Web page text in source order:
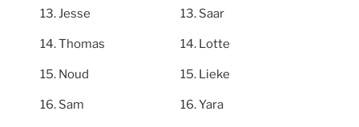
Jesse
Thomas
Noud
Sam
Saar
Lotte
Lieke
Yara